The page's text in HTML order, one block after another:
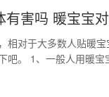
有害吗 暖宝宝
相对于大多数人贴暖
吧。 1、一般人用暖